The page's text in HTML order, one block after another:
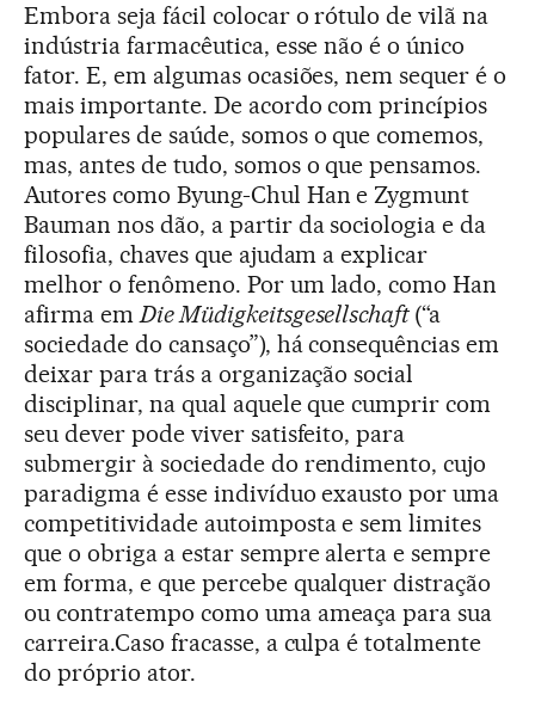
Embora seja fácil colocar o rótulo de vilã na
indústria farmacêutica, esse não é o único
fator. E, em algumas ocasiões, nem sequer é o
mais importante. De acordo com princípios
populares de saúde, somos o que comemos,
mas, antes de tudo, somos o que pensamos.
Autores como Byung-Chul Han e Zygmunt
Bauman nos dão, a partir da sociologia e da
filosofia, chaves que ajudam a explicar
melhor o fenômeno. Por um lado, como Han
afirma emDie Müdigkeitsgesellschaft(“a
sociedade do cansaço”), há consequências em
deixar para trás a organização social
disciplinar, na qual aquele que cumprir com
seu dever pode viver satisfeito, para
submergir à sociedade do rendimento, cujo
paradigma é esse indivíduo exausto por uma
competitividade autoimposta e sem limites
que o obriga a estar sempre alerta e sempre
em forma, e que percebe qualquer distração
ou contratempo como uma ameaça para sua
carreira.Caso fracasse, a culpa é totalmente
do próprio ator.